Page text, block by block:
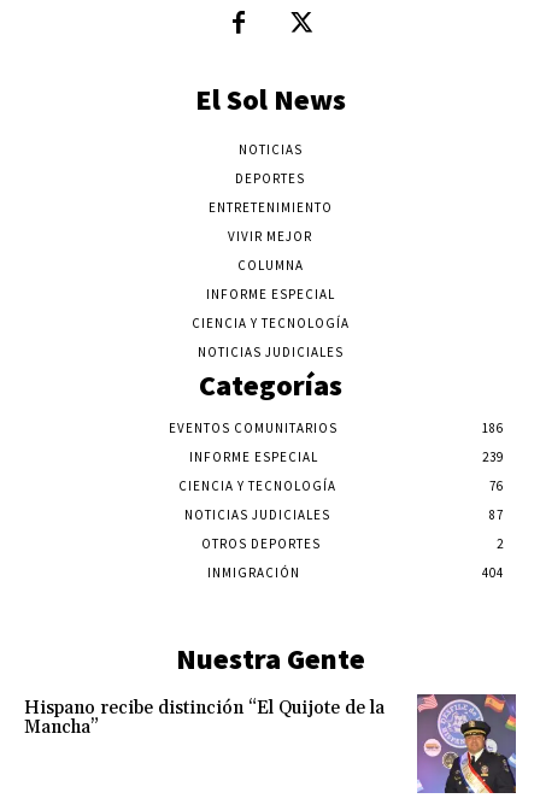
El Sol News
NOTICIAS
DEPORTES
ENTRETENIMIENTO
VIVIR MEJOR
COLUMNA
INFORME ESPECIAL
CIENCIA Y TECNOLOGÍA
NOTICIAS JUDICIALES
Categorías
EVENTOS COMUNITARIOS
186
INFORME ESPECIAL
239
CIENCIA Y TECNOLOGÍA
76
NOTICIAS JUDICIALES
87
OTROS DEPORTES
2
INMIGRACIÓN
404
Nuestra Gente
Hispano recibe distinción “El Quijote de la
Mancha”